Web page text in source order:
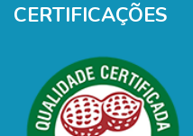
CERTIFICAÇÕES